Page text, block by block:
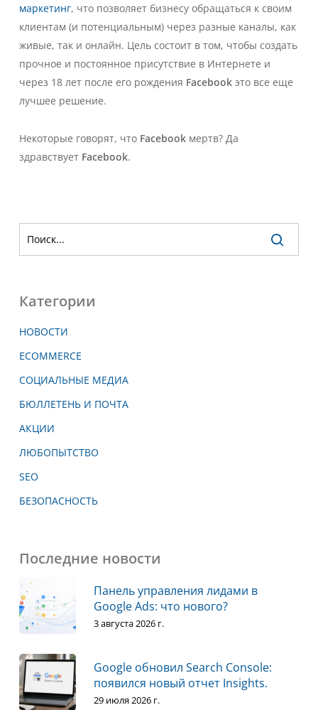
маркетинг, что позволяет бизнесу обращаться к своим
клиентам (и потенциальным) через разные каналы, как
живые, так и онлайн. Цель состоит в том, чтобы создать
прочное и постоянное присутствие в Интернете и
через 18 лет после его рождения Facebook это все еще
лучшее решение.
Некоторые говорят, что Facebook мертв? Да
здравствует Facebook.
Категории
НОВОСТИ
ECOMMERCE
СОЦИАЛЬНЫЕ МЕДИА
БЮЛЛЕТЕНЬ И ПОЧТА
АКЦИИ
ЛЮБОПЫТСТВО
SEO
БЕЗОПАСНОСТЬ
Последние новости
Панель управления лидами в
Google Ads: что нового?
3 августа 2026 г.
Google обновил Search Console:
появился новый отчет Insights.
29 июля 2026 г.